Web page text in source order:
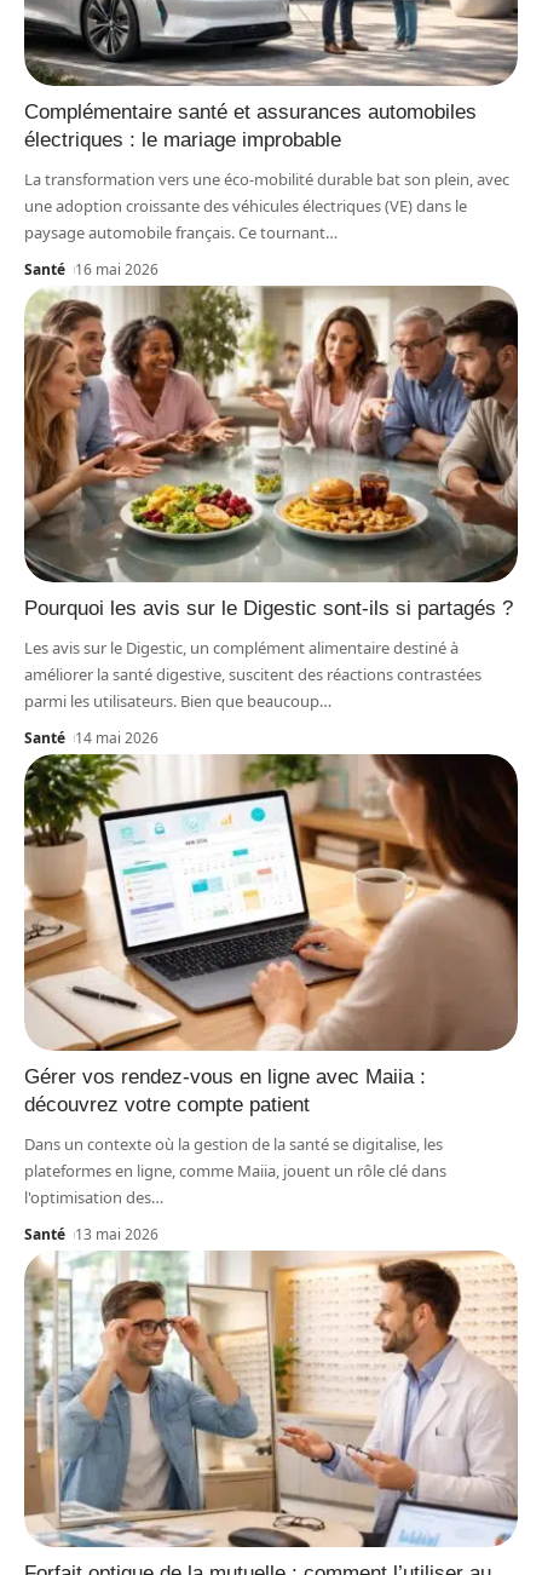
Complémentaire santé et assurances automobiles
électriques : le mariage improbable
La transformation vers une éco-mobilité durable bat son plein, avec
une adoption croissante des véhicules électriques (VE) dans le
paysage automobile français. Ce tournant…
Santé 16 mai 2026
Pourquoi les avis sur le Digestic sont-ils si partagés ?
Les avis sur le Digestic, un complément alimentaire destiné à
améliorer la santé digestive, suscitent des réactions contrastées
parmi les utilisateurs. Bien que beaucoup…
Santé 14 mai 2026
Gérer vos rendez-vous en ligne avec Maiia :
découvrez votre compte patient
Dans un contexte où la gestion de la santé se digitalise, les
plateformes en ligne, comme Maiia, jouent un rôle clé dans
l'optimisation des…
Santé 13 mai 2026